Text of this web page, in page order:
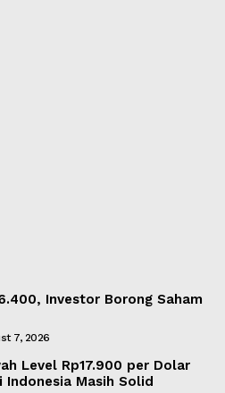
Investor Borong Saham
7, 2026
Level Rp17.900 per Dolar
Indonesia Masih Solid